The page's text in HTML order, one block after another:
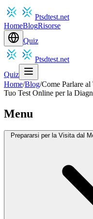
Ptsdtest.net
HomeBlogRisorse
Quiz
Ptsdtest.net
Quiz
Home/Blog/Come Parlare
Tuo Test Online per la
Menu
Prepararsi per la Visita dal